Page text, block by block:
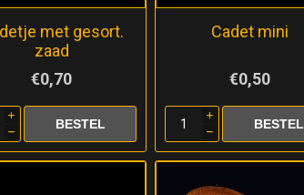
met gesort.
zaad
€0,70
i
h
Cadet mini
€0,50
i
h